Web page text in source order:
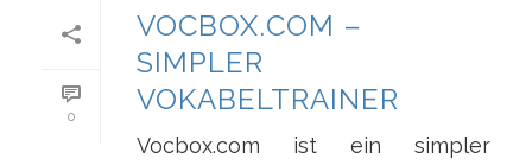
0
VOCBOX.COM –
SIMPLER
VOKABELTRAINER
Vocbox.com ist ein simpler